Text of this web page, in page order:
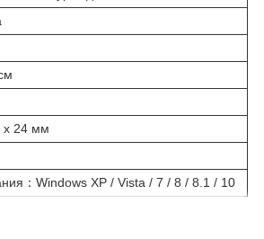
x 24 мм
：Windows XP / Vista / 7 / 8 / 8.1 / 10